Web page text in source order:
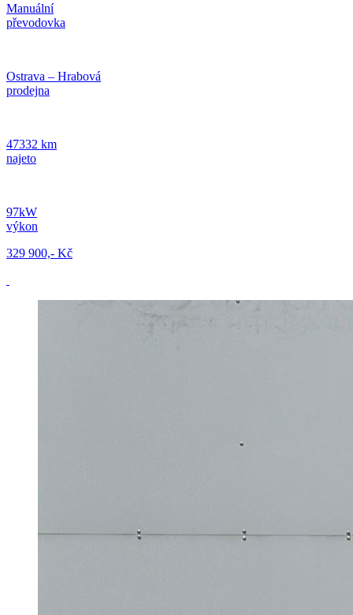
Manuální
převodovka
Ostrava – Hrabová
prodejna
47332 km
najeto
97kW
výkon
329 900,- Kč